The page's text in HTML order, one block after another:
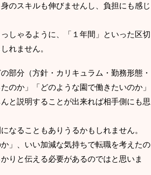
のスキルも伸びませんし、負担にも感じ
しゃるように、「１年間」といった区切
れません。
部分（方針・カリキュラム・勤務形態・
のか」「どのような園で働きたいのか」
と説明することが出来れば相手側にも思
なることもありうるかもしれません。
」、いい加減な気持ちで転職を考えたの
りと伝える必要があるのではと思いま